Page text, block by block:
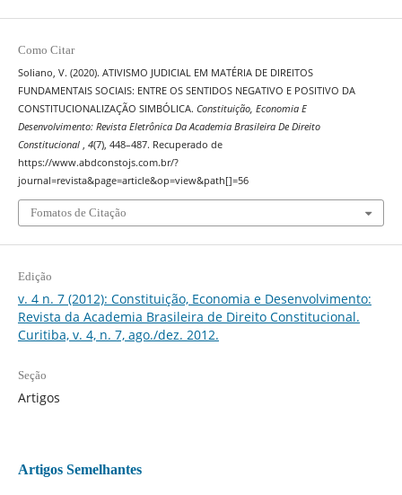
Como Citar
Soliano, V. (2020). ATIVISMO JUDICIAL EM MATÉRIA DE DIREITOS
FUNDAMENTAIS SOCIAIS: ENTRE OS SENTIDOS NEGATIVO E POSITIVO DA
CONSTITUCIONALIZAÇÃO SIMBÓLICA. Constituição, Economia E
Desenvolvimento: Revista Eletrônica Da Academia Brasileira De Direito
Constitucional , 4(7), 448–487. Recuperado de
https://www.abdconstojs.com.br/?
journal=revista&page=article&op=view&path[]=56
Fomatos de Citação
Edição
v. 4 n. 7 (2012): Constituição, Economia e Desenvolvimento:
Revista da Academia Brasileira de Direito Constitucional.
Curitiba, v. 4, n. 7, ago./dez. 2012.
Seção
Artigos
Artigos Semelhantes